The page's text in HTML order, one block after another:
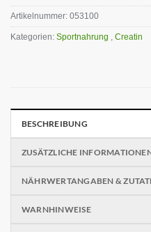
Artikelnummer: 053100
Kategorien: Sportnahrung , Creatin
BESCHREIBUNG
ZUSÄTZLICHE
NÄHRWERTANGABEN &
WARNHINWEISE